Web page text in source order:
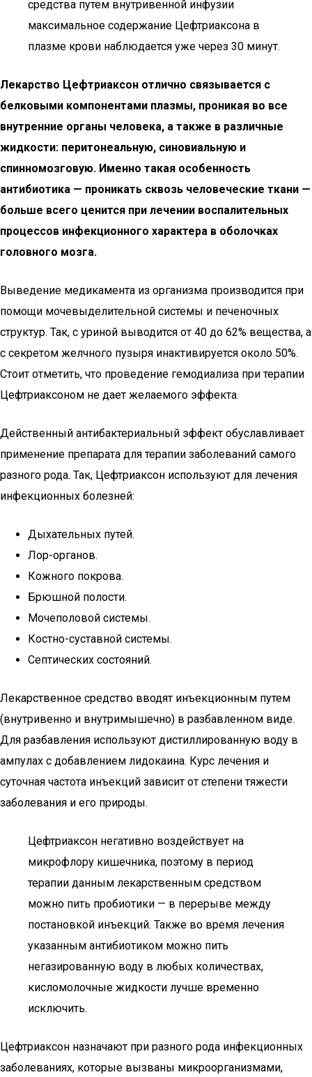
средства путем внутривенной инфузии
максимальное содержание Цефтриаксона в
плазме крови наблюдается уже через 30 минут.
Лекарство Цефтриаксон отлично связывается с
белковыми компонентами плазмы, проникая во все
внутренние органы человека, а также в различные
жидкости: перитонеальную, синовиальную и
спинномозговую. Именно такая особенность
антибиотика — проникать сквозь человеческие ткани —
больше всего ценится при лечении воспалительных
процессов инфекционного характера в оболочках
головного мозга.
Выведение медикамента из организма производится при
помощи мочевыделительной системы и печеночных
структур. Так, с уриной выводится от 40 до 62% вещества, а
с секретом желчного пузыря инактивируется около 50%.
Стоит отметить, что проведение гемодиализа при терапии
Цефтриаксоном не дает желаемого эффекта.
Действенный антибактериальный эффект обуславливает
применение препарата для терапии заболеваний самого
разного рода. Так, Цефтриаксон используют для лечения
инфекционных болезней:
Дыхательных путей.
Лор-органов.
Кожного покрова.
Брюшной полости.
Мочеполовой системы.
Костно-суставной системы.
Септических состояний.
Лекарственное средство вводят инъекционным путем
(внутривенно и внутримышечно) в разбавленном виде.
Для разбавления используют дистиллированную воду в
ампулах с добавлением лидокаина. Курс лечения и
суточная частота инъекций зависит от степени тяжести
заболевания и его природы.
Цефтриаксон негативно воздействует на
микрофлору кишечника, поэтому в период
терапии данным лекарственным средством
можно пить пробиотики — в перерыве между
постановкой инъекций. Также во время лечения
указанным антибиотиком можно пить
негазированную воду в любых количествах,
кисломолочные жидкости лучше временно
исключить.
Цефтриаксон назначают при разного рода инфекционных
заболеваниях, которые вызваны микроорганизмами,